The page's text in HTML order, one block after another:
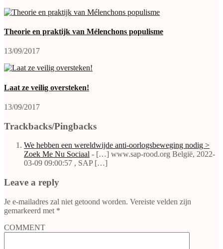
Theorie en praktijk van Mélenchons populisme
13/09/2017
Laat ze veilig oversteken!
13/09/2017
Trackbacks/Pingbacks
We hebben een wereldwijde anti-oorlogsbeweging nodig >
Zoek Me Nu Sociaal - […] www.sap-rood.org België, 2022-
03-09 09:00:57 , SAP […]
Leave a reply
Je e-mailadres zal niet getoond worden. Vereiste velden zijn
gemarkeerd met *
COMMENT